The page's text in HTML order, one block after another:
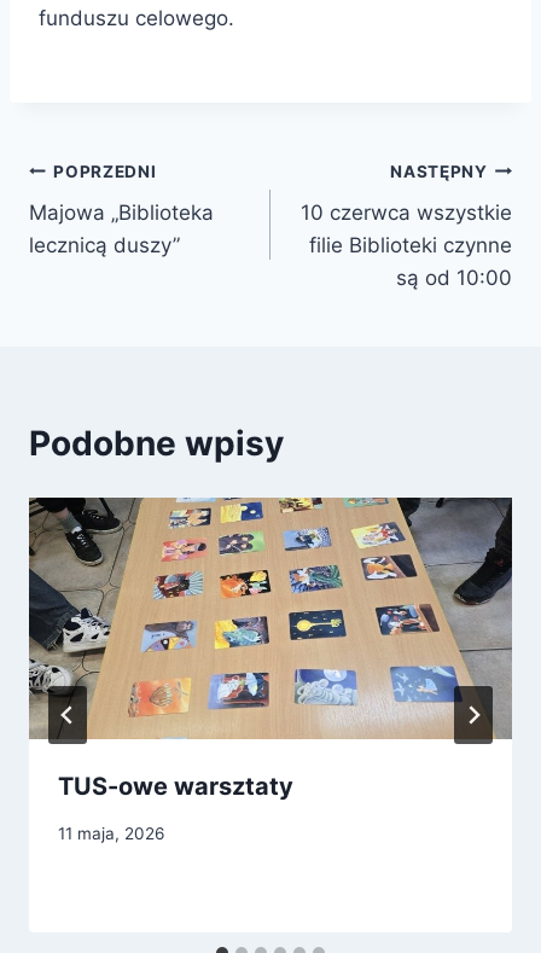
funduszu celowego.
Nawigacja
wpisu
POPRZEDNI
Majowa „Biblioteka
lecznicą duszy”
NASTĘPNY
10 czerwca wszystkie
filie Biblioteki czynne
są od 10:00
Podobne wpisy
TUS-owe warsztaty
11 maja, 2026